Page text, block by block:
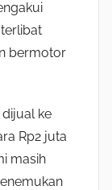
bermotor
ke
Rp2 juta
masih